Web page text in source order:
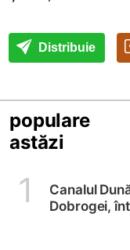
Distribuie
populare
astăzi
1
Canalul
Dobrogei,